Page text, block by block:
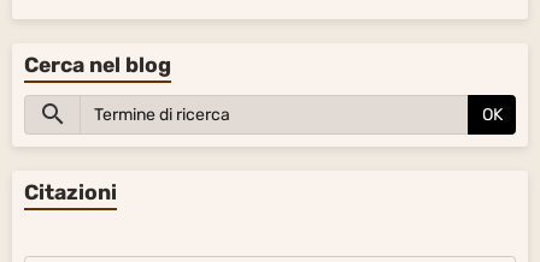
Cerca nel blog
OK
Citazioni